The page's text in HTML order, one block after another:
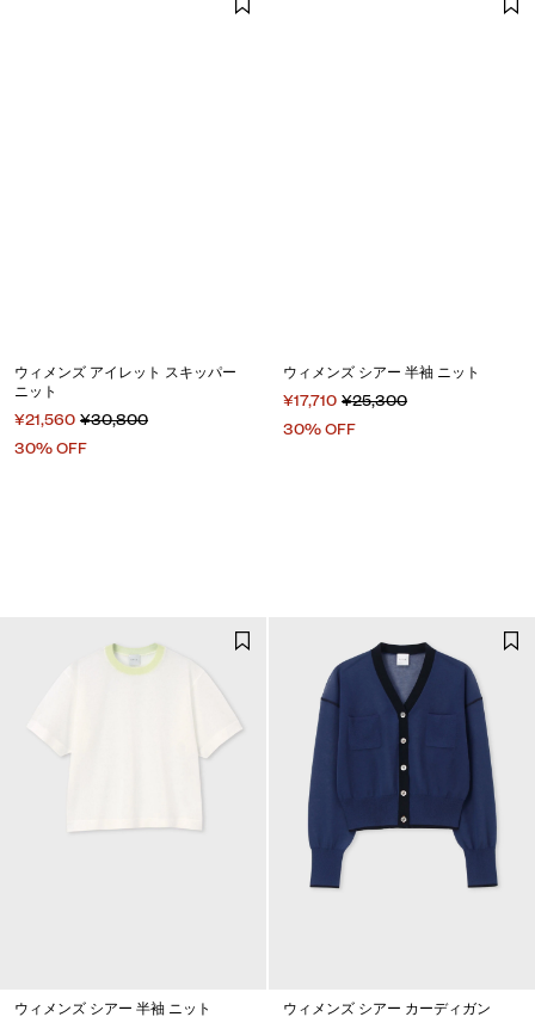
ウィメンズ アイレット スキッパー
ニット
¥21,560 ¥30,800
30% OFF
ウィメンズ シアー 半袖 ニット
¥17,710 ¥25,300
30% OFF
ウィメンズ シアー 半袖 ニット ウィメンズ シアー カーディガン